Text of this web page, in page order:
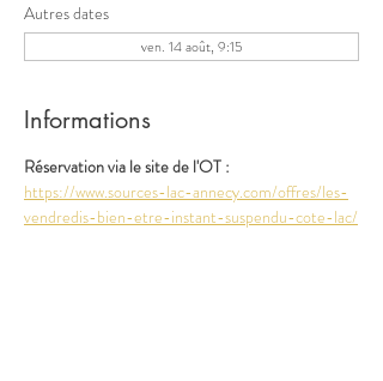
Autres dates
ven. 14 août, 9:15
Informations
Réservation via le site de l'OT :
https://www.sources-lac-annecy.com/offres/les-
vendredis-bien-etre-instant-suspendu-cote-lac/